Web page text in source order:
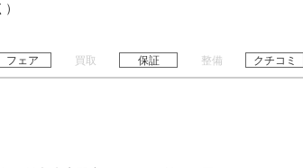
フェア 買取 保証 整備 クチコミ